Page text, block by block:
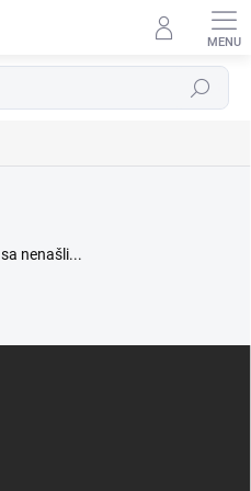
Hľadať
sa nenašli...